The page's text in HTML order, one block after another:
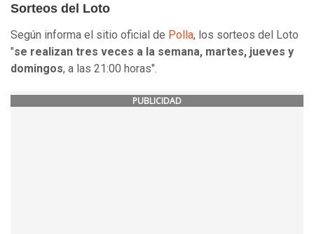
Sorteos del Loto
Según informa el sitio oficial de Polla, los sorteos del Loto
"se realizan tres veces a la semana, martes, jueves y
domingos, a las 21:00 horas".
PUBLICIDAD